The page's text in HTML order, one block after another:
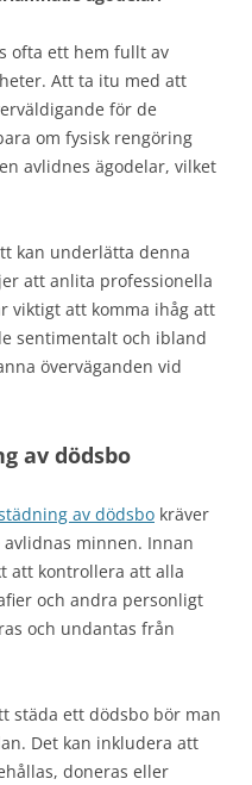
ofta ett hem fullt av
Att ta itu med att
för de
om fysisk rengöring
avlidnes ägodelar, vilket
kan underlätta denna
att anlita professionella
viktigt att komma ihåg att
sentimentalt och ibland
överväganden vid
av dödsbo
av dödsbo kräver
minnen. Innan
att kontrollera att alla
och andra personligt
och undantas från
städa ett dödsbo bör man
Det kan inkludera att
doneras eller